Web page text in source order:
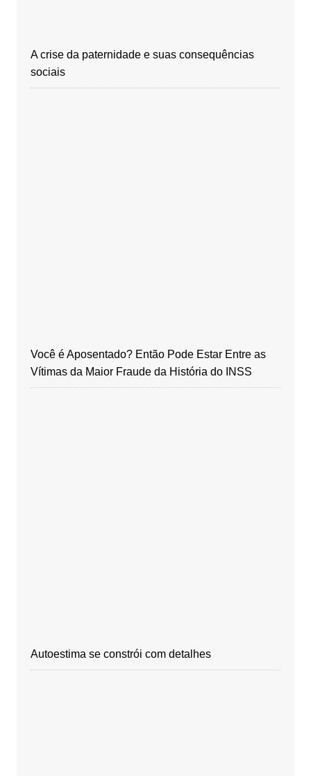
A crise da paternidade e suas consequências
sociais
Você é Aposentado? Então Pode Estar Entre as
Vítimas da Maior Fraude da História do INSS
Autoestima se constrói com detalhes